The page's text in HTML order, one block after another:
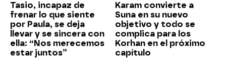
Tasio, incapaz de
frenar lo que siente
por Paula, se deja
llevar y se sincera con
ella: “Nos merecemos
estar juntos”
Karam convierte a
Suna en su nuevo
objetivo y todo se
complica para los
Korhan en el próximo
capítulo